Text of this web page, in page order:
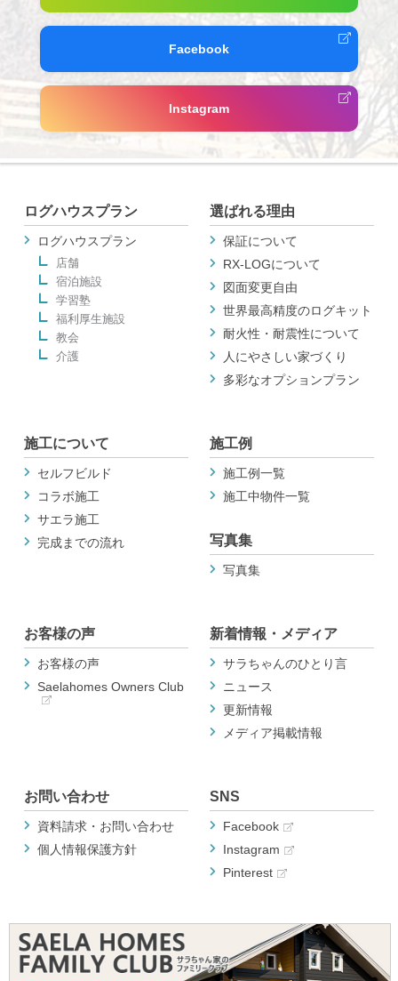
Facebook
Instagram
ログハウスプラン
ログハウスプラン
店舗
宿泊施設
学習塾
福利厚生施設
教会
介護
選ばれる理由
保証について
RX-LOGについて
図面変更自由
世界最高精度のログキット
耐火性・耐震性について
人にやさしい家づくり
多彩なオプションプラン
施工について
セルフビルド
コラボ施工
サエラ施工
完成までの流れ
施工例
施工例一覧
施工中物件一覧
写真集
写真集
お客様の声
お客様の声
Saelahomes Owners Club
新着情報・メディア
サラちゃんのひとり言
ニュース
更新情報
メディア掲載情報
お問い合わせ
資料請求・お問い合わせ
個人情報保護方針
SNS
Facebook
Instagram
Pinterest